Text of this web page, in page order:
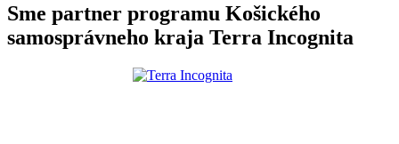
Sme partner programu Košického
samosprávneho kraja Terra Incognita